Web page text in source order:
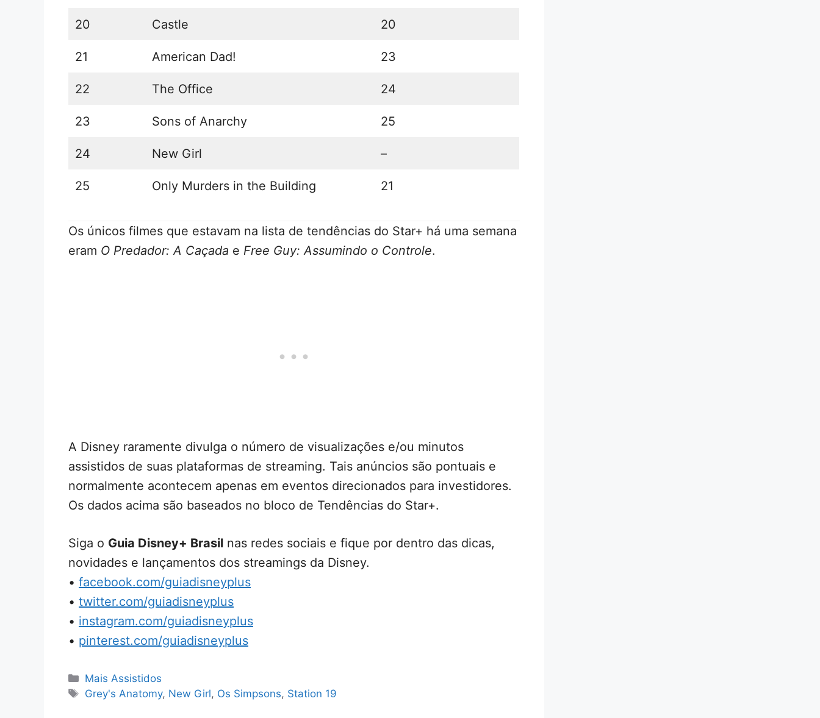
20 Castle 20
21 American Dad! 23
22 The Office 24
23 Sons of Anarchy 25
24 New Girl –
25 Only Murders in the Building 21
Os únicos filmes que estavam na lista de tendências do Star+ há uma semana
eram O Predador: A Caçada e Free Guy: Assumindo o Controle.
A Disney raramente divulga o número de visualizações e/ou minutos
assistidos de suas plataformas de streaming. Tais anúncios são pontuais e
normalmente acontecem apenas em eventos direcionados para investidores.
Os dados acima são baseados no bloco de Tendências do Star+.
Siga o Guia Disney+ Brasil nas redes sociais e fique por dentro das dicas,
novidades e lançamentos dos streamings da Disney.
• facebook.com/guiadisneyplus
• twitter.com/guiadisneyplus
• instagram.com/guiadisneyplus
• pinterest.com/guiadisneyplus
Categorias
Mais Assistidos
Tags
Grey's Anatomy, New Girl, Os Simpsons, Station 19